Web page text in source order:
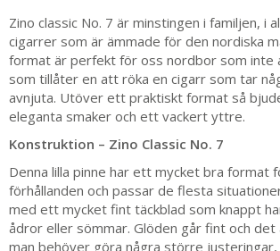
Zino classic No. 7 är minstingen i familjen, i
cigarrer som är ämmade för den nordiska
format är perfekt för oss nordbor som inte
som tillåter en att röka en cigarr som tar
avnjuta. Utöver ett praktiskt format så
eleganta smaker och ett vackert yttre.
Konstruktion – Zino Classic No. 7
Denna lilla pinne har ett mycket bra format
förhållanden och passar de flesta
med ett mycket fint täckblad som knappt
ådror eller sömmar. Glöden går fint och
man behöver göra några större